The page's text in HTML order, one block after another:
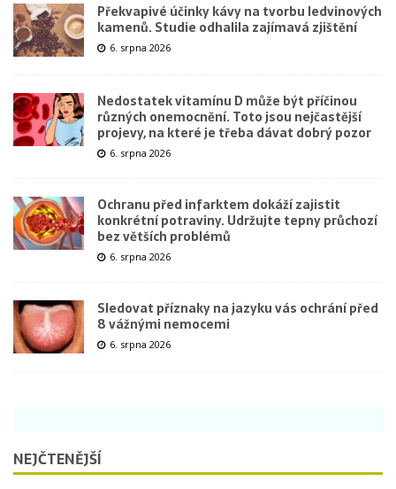
Překvapivé účinky kávy na tvorbu ledvinových
kamenů. Studie odhalila zajímavá zjištění
6. srpna 2026
Nedostatek vitamínu D může být příčinou
různých onemocnění. Toto jsou nejčastější
projevy, na které je třeba dávat dobrý pozor
6. srpna 2026
Ochranu před infarktem dokáží zajistit
konkrétní potraviny. Udržujte tepny průchozí
bez větších problémů
6. srpna 2026
Sledovat příznaky na jazyku vás ochrání před
8 vážnými nemocemi
6. srpna 2026
NEJČTENĚJŠÍ